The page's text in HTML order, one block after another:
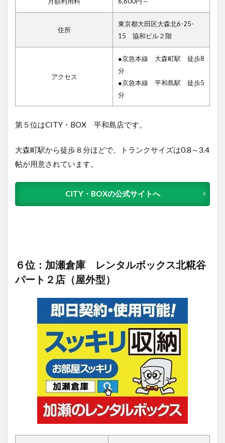
住所
東京都大田区大森北6-25-
15 協和ビル２階
アクセス
●京急本線 大森町駅 徒歩8
分
●京急本線 平和島駅 徒歩5
分
第５位はCITY・BOX 平和島店です。
大森町駅から徒歩８分ほどで、トランクサイズは0.8～3.4
帖が用意されています。
CITY・BOXの公式サイトへ
６位：加瀬倉庫 レンタルボックス北糀谷
パート２店（屋外型）